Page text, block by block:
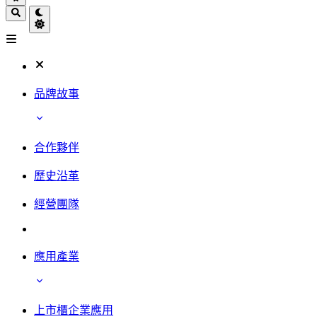
品牌故事
合作夥伴
歷史沿革
經營團隊
應用產業
上市櫃企業應用